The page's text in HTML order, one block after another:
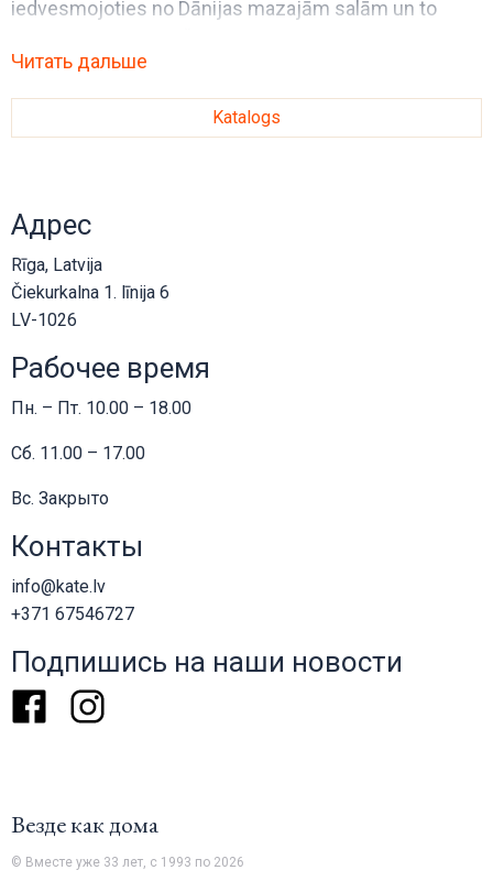
iedvesmojoties no Dānijas mazajām salām un to
mājās.
Читать дальше
Katalogs
Адрес
Rīga, Latvija
Čiekurkalna 1. līnija 6
LV-1026
Рабочее время
Пн. – Пт. 10.00 – 18.00
Сб. 11.00 – 17.00
Вс. Закрыто
Контакты
info@kate.lv
+371 67546727
Подпишись на наши новости
FacebookInstagram
Везде как дома
© Вместе уже 33 лет, с 1993 по 2026